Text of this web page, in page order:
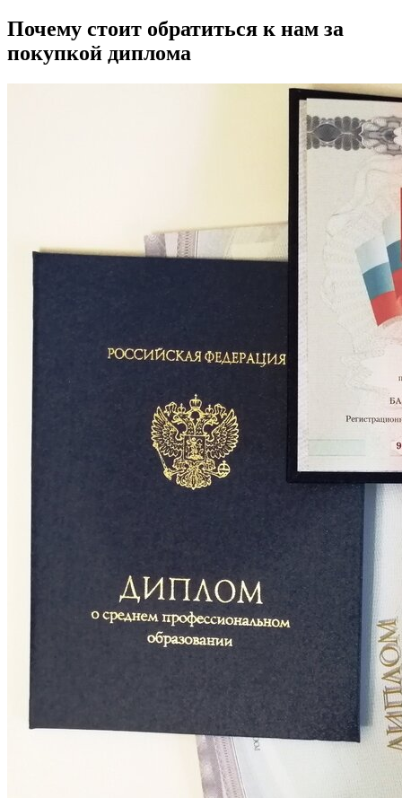
Почему стоит обратиться к нам за
покупкой диплома